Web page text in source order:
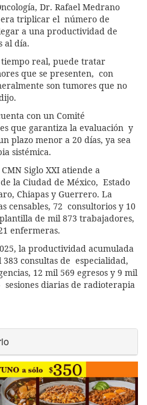
Dr. Rafael Medrano
triplicar el número de
a una productividad de
al día.
real, puede tratar
que se presenten, con
son tumores que no
con un Comité
que garantiza la evaluación y
plazo menor a 20 días, ya sea
sistémica.
Siglo XXI atiende a
la Ciudad de México, Estado
Chiapas y Guerrero. La
censables, 72 consultorios y 10
de mil 873 trabajadores,
enfermeras.
la productividad acumulada
consultas de especialidad,
12 mil 569 egresos y 9 mil
sesiones diarias de radioterapia